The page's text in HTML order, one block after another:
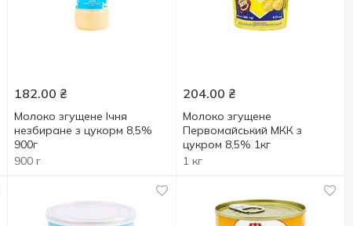
182.00 ₴
Молоко згущене Ічня
незбиране з цукорм 8,5%
900г
900 г
204.00 ₴
Молоко згущене
Первомайський МКК з
цукром 8,5% 1кг
1 кг